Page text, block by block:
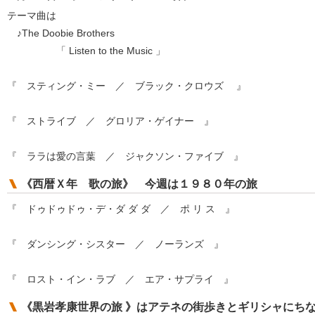
テーマ曲は
♪The Doobie Brothers
「 Listen to the Music 」
『 スティング・ミー ／ ブラック・クロウズ 』
『 ストライブ ／ グロリア・ゲイナー 』
『 ララは愛の言葉 ／ ジャクソン・ファイブ 』
《西暦Ｘ年 歌の旅》 今週は１９８０年の旅
『 ドゥドゥドゥ・デ・ダ ダ ダ ／ ポ リ ス 』
『 ダンシング・シスター ／ ノーランズ 』
『 ロスト・イン・ラブ ／ エア・サプライ 』
《黒岩孝康世界の旅 》はアテネの街歩きとギリシャにち